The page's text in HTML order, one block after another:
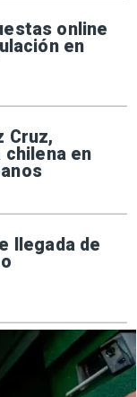
online
en
Cruz,
en
llegada de